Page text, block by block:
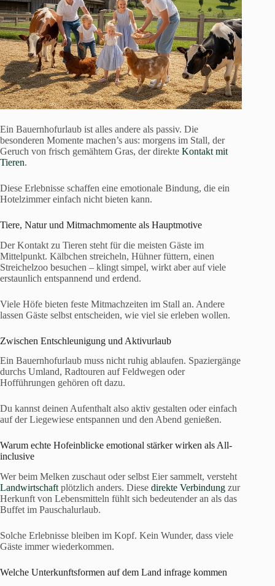
Ein Bauernhofurlaub ist alles andere als passiv. Die
besonderen Momente machen’s aus: morgens im Stall, der
Geruch von frisch gemähtem Gras, der direkte Kontakt mit
Tieren.
Diese Erlebnisse schaffen eine emotionale Bindung, die ein
Hotelzimmer einfach nicht bieten kann.
Tiere, Natur und Mitmachmomente als Hauptmotive
Der Kontakt zu Tieren steht für die meisten Gäste im
Mittelpunkt. Kälbchen streicheln, Hühner füttern, einen
Streichelzoo besuchen – klingt simpel, wirkt aber auf viele
erstaunlich entspannend und erdend.
Viele Höfe bieten feste Mitmachzeiten im Stall an. Andere
lassen Gäste selbst entscheiden, wie viel sie erleben wollen.
Zwischen Entschleunigung und Aktivurlaub
Ein Bauernhofurlaub muss nicht ruhig ablaufen. Spaziergänge
durchs Umland, Radtouren auf Feldwegen oder
Hofführungen gehören oft dazu.
Du kannst deinen Aufenthalt also aktiv gestalten oder einfach
auf der Liegewiese entspannen und den Abend genießen.
Warum echte Hofeinblicke emotional stärker wirken als All-
inclusive
Wer beim Melken zuschaut oder selbst Eier sammelt, versteht
Landwirtschaft plötzlich anders. Diese direkte Verbindung zur
Herkunft von Lebensmitteln fühlt sich bedeutender an als das
Buffet im Pauschalurlaub.
Solche Erlebnisse bleiben im Kopf. Kein Wunder, dass viele
Gäste immer wiederkommen.
Welche Unterkunftsformen auf dem Land infrage kommen